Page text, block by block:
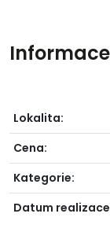
Lokalita:
Cena:
Kategorie:
Datum